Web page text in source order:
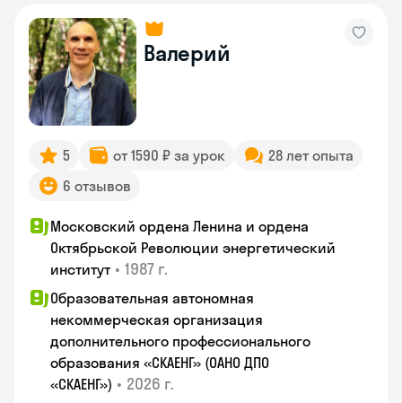
Валерий
5 от 1590 ₽ за урок
28 лет опыта
6 отзывов
Московский ордена Ленина и ордена
Октябрьской Революции энергетический
институт • 1987 г.
Образовательная автономная
некоммерческая организация
дополнительного профессионального
образования «СКАЕНГ» (ОАНО ДПО
«СКАЕНГ») • 2026 г.